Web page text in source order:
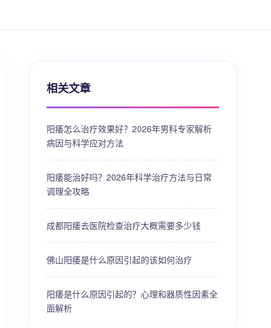
相关文章
阳痿怎么治疗效果好？2026年男科专家解析
病因与科学应对方法
阳痿能治好吗？2026年科学治疗方法与日常
调理全攻略
成都阳痿去医院检查治疗大概需要多少钱
佛山阳痿是什么原因引起的该如何治疗
阳痿是什么原因引起的？心理和器质性因素全
面解析